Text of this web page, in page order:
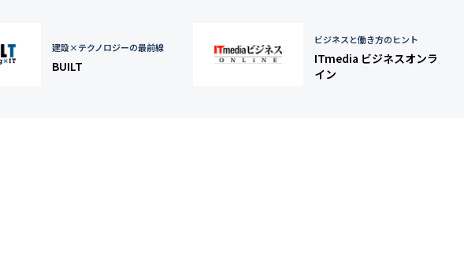
建設×テクノロジーの最前線
BUILT
ビジネスと働き方のヒント
ITmedia ビジネスオンラ
イン